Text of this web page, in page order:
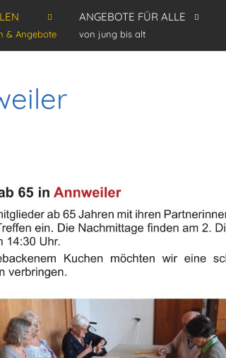
& Angebote
ANGEBOTE FÜR ALLE
von jung bis alt